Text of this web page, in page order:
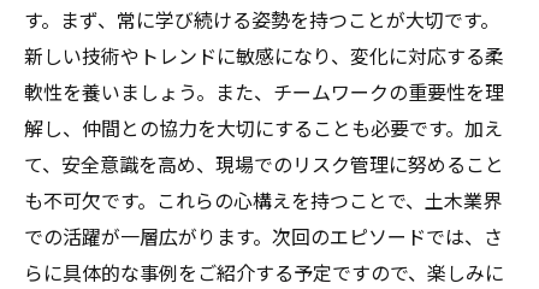
す。まず、常に学び続ける姿勢を持つことが大切です。
新しい技術やトレンドに敏感になり、変化に対応する柔
軟性を養いましょう。また、チームワークの重要性を理
解し、仲間との協力を大切にすることも必要です。加え
て、安全意識を高め、現場でのリスク管理に努めること
も不可欠です。これらの心構えを持つことで、土木業界
での活躍が一層広がります。次回のエピソードでは、さ
らに具体的な事例をご紹介する予定ですので、楽しみに